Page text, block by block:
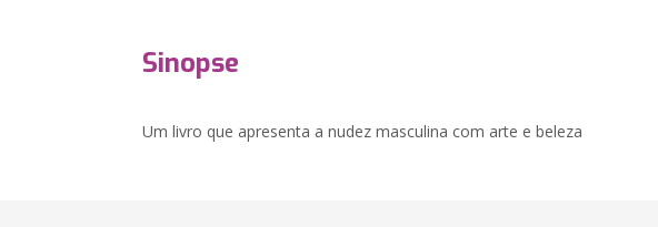
Sinopse
Um livro que apresenta a nudez masculina com arte e beleza